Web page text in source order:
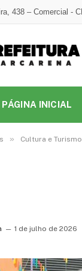
438 – Comercial -
PÁGINA INICIAL
» Cultura e Turismo
1 de julho de 2026